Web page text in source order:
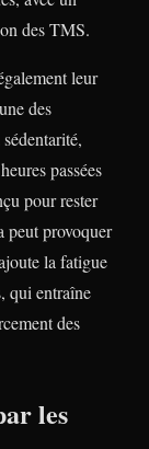
des TMS.
leur
des
passées
pour rester
peut provoquer
la fatigue
qui entraîne
des
les